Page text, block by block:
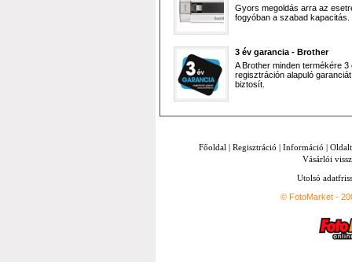
Gyors megoldás arra az
fogyóban a szabad kapacitás.
3 év garancia - Brother
A Brother minden termékére 3
regisztráción alapuló garanciát
biztosít.
Főoldal | Regisztráció | Információ |
Vásárlói
Utolsó
© FotoMarket -